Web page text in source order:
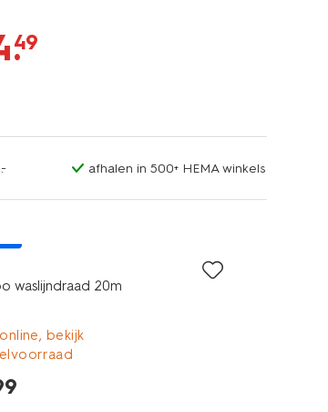
.
49
afhalen in 500+ HEMA winkels
waslijndraad 20m
bekijk